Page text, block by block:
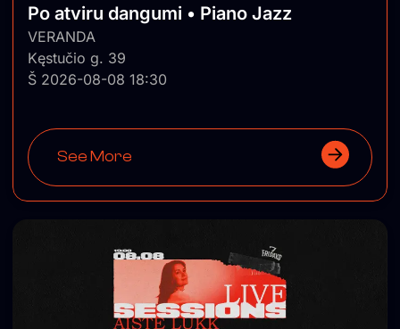
Po atviru dangumi • Piano Jazz
VERANDA
Kęstučio g. 39
Š 2026-08-08 18:30
See More